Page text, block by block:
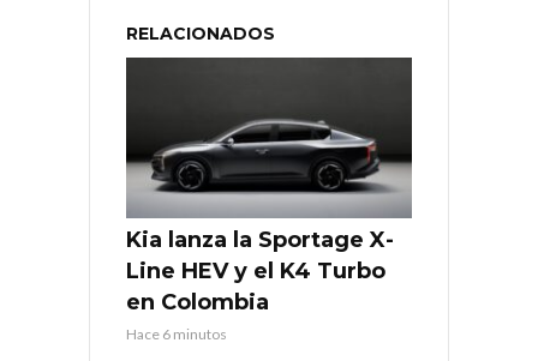
RELACIONADOS
Kia lanza la Sportage X-
Line HEV y el K4 Turbo
en Colombia
Hace 6 minutos